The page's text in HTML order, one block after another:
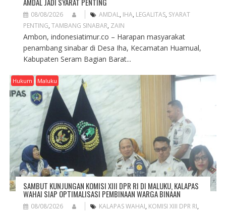
08/08/2026 AMDAL, IHA, LEGALITAS, SYARAT
PENTING, TAMBANG SINABAR, ZAIN
Ambon, indonesiatimur.co – Harapan masyarakat
penambang sinabar di Desa Iha, Kecamatan Huamual,
Kabupaten Seram Bagian Barat...
Hukum Maluku
SAMBUT KUNJUNGAN KOMISI XIII DPR RI DI MALUKU, KALAPAS
WAHAI SIAP OPTIMALISASI PEMBINAAN WARGA BINAAN
08/08/2026 KALAPAS WAHAI, KOMISI XIII DPR RI,